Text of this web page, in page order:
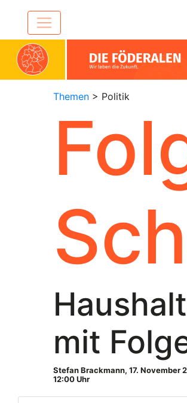
Themen > Politik
mit
Stefan Brackmann, 17. November
12:00 Uhr